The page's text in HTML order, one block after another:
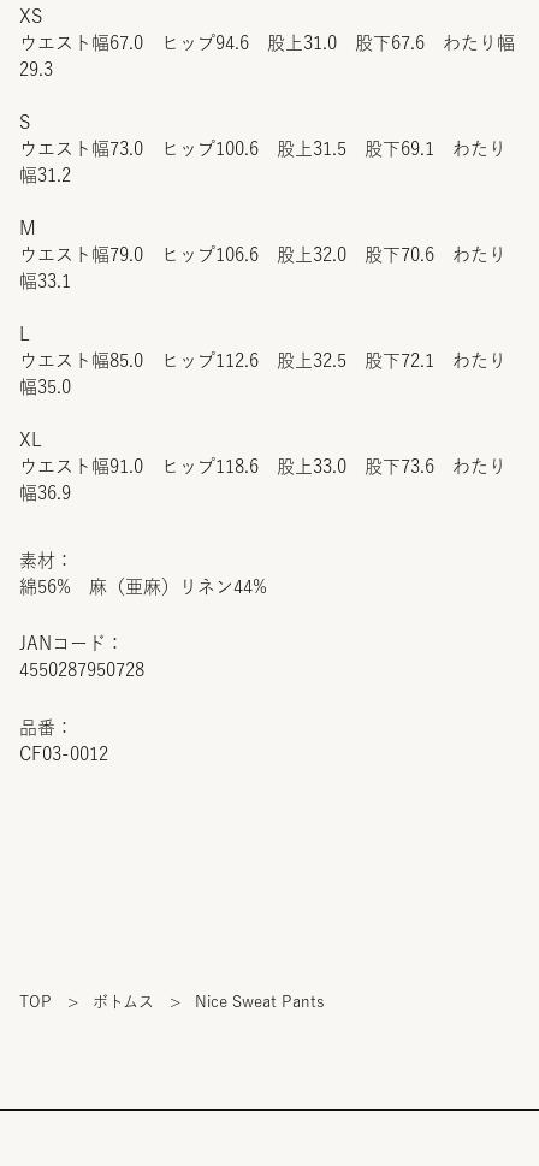
JANコード：
4550287950728
品番：
CF03-0012
XS
ウエスト幅67.0 ヒップ94.6 股上31.0 股下67.6 わたり幅
29.3
S
ウエスト幅73.0 ヒップ100.6 股上31.5 股下69.1 わたり
幅31.2
M
ウエスト幅79.0 ヒップ106.6 股上32.0 股下70.6 わたり
幅33.1
ウエスト幅85.0 ヒップ112.6 股上32.5 股下72.1 わたり
幅35.0
XL
ウエスト幅91.0 ヒップ118.6 股上33.0 股下73.6 わたり
幅36.9
素材：
綿56% 麻（亜麻）リネン44%
TOP > ボトムス > Nice Sweat Pants